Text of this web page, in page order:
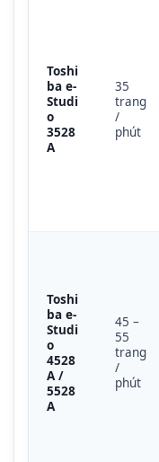
Toshi
ba e-
Studi
o
3528
A
35
trang
/
phút
Toshi
ba e-
Studi
o
4528
A /
5528
A
45 –
55
trang
/
phút